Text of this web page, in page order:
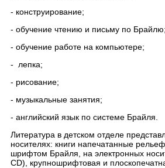
- конструирование;
- обучение чтению и письму по Брайлю;
- обучение работе на компьютере;
- лепка;
- рисование;
- музыкальные занятия;
- английский язык по системе Брайля.
Литература в детском отделе
носителях: книги напечатанные
шрифтом Брайля, на электронных
CD), крупношрифтовая и